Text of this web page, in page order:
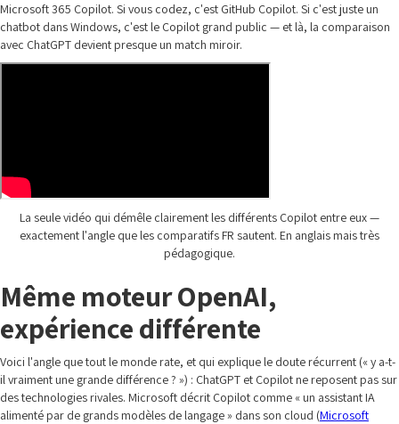
Microsoft 365 Copilot. Si vous codez, c'est GitHub Copilot. Si c'est juste un
chatbot dans Windows, c'est le Copilot grand public — et là, la comparaison
avec ChatGPT devient presque un match miroir.
La seule vidéo qui démêle clairement les différents Copilot entre eux —
exactement l'angle que les comparatifs FR sautent. En anglais mais très
pédagogique.
Même moteur OpenAI,
expérience différente
Voici l'angle que tout le monde rate, et qui explique le doute récurrent (« y a-t-
il vraiment une grande différence ? ») : ChatGPT et Copilot ne reposent pas sur
des technologies rivales. Microsoft décrit Copilot comme « un assistant IA
alimenté par de grands modèles de langage » dans son cloud (Microsoft